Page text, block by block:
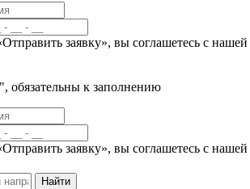
заявку», вы соглашетесь с нашей
обязательны к заполнению
заявку», вы соглашетесь с нашей
Найти